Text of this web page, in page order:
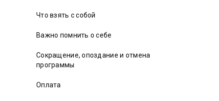
Что взять с собой
Важно помнить о себе
Сокращение, опоздание и отмена
программы
Оплата